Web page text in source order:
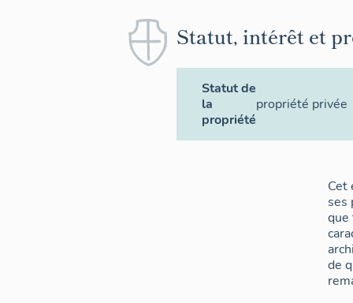
Statut, intérêt et
Statut de
la
propriété
propriété privée
Cet
ses
que
de